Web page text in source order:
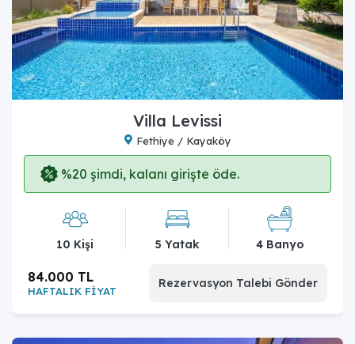
Villa Levissi
Fethiye / Kayaköy
%20 şimdi, kalanı girişte öde.
10 Kişi 5 Yatak 4 Banyo
HAFTALIK FİYAT
84.000 TL Rezervasyon Talebi Gönder